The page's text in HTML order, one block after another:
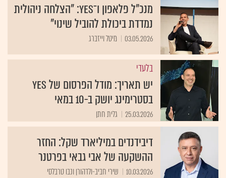
מנכ"ל פלאפון ו־yes: "הצלחה ניהולית
נמדדת ביכולת להוביל שינוי"
03.05.2026 מיטל וייזברג
בלעדי
יש תאריך: מודל הפרסום של yes
בסטרימינג יושק ב-10 במאי
25.03.2026 גלית חתן
דיבידנדים במיליארד שקל: החזר
ההשקעה של אבי גבאי בפרטנר
10.03.2026 שירי חביב-ולדהורן ונבו טרבלסי